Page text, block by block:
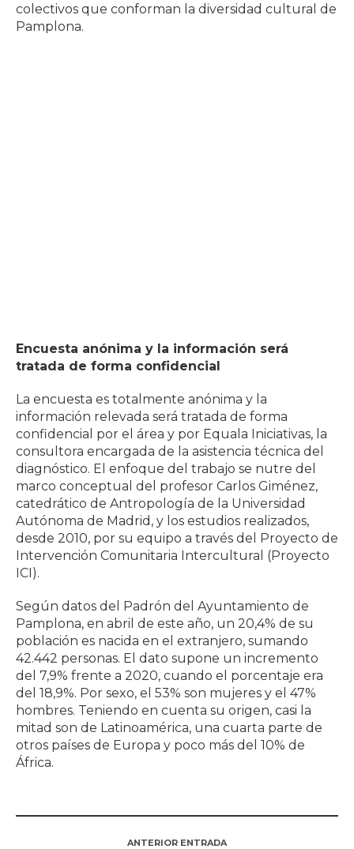
colectivos que conforman la diversidad cultural de
Pamplona.
Encuesta anónima y la información será
tratada de forma confidencial
La encuesta es totalmente anónima y la
información relevada será tratada de forma
confidencial por el área y por Equala Iniciativas, la
consultora encargada de la asistencia técnica del
diagnóstico. El enfoque del trabajo se nutre del
marco conceptual del profesor Carlos Giménez,
catedrático de Antropología de la Universidad
Autónoma de Madrid, y los estudios realizados,
desde 2010, por su equipo a través del Proyecto de
Intervención Comunitaria Intercultural (Proyecto
ICI).
Según datos del Padrón del Ayuntamiento de
Pamplona, en abril de este año, un 20,4% de su
población es nacida en el extranjero, sumando
42.442 personas. El dato supone un incremento
del 7,9% frente a 2020, cuando el porcentaje era
del 18,9%. Por sexo, el 53% son mujeres y el 47%
hombres. Teniendo en cuenta su origen, casi la
mitad son de Latinoamérica, una cuarta parte de
otros países de Europa y poco más del 10% de
África.
ANTERIOR ENTRADA